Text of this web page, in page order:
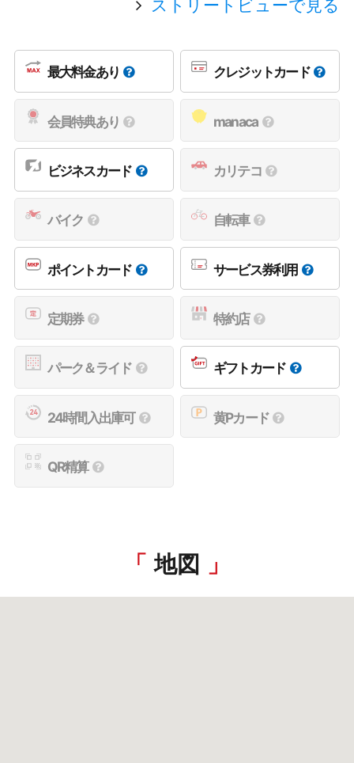
ストリートビューで見る
最大料金あり クレジットカード
会員特典あり manaca
ビジネスカード カリテコ
バイク 自転車
ポイントカード サービス券利用
定期券 特約店
パーク＆ライド ギフトカード
24時間入出庫可 黄Pカード
QR精算
地図